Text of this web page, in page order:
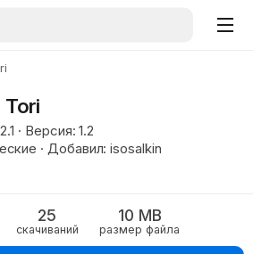
Tori
· Версия: 1.2
· Добавил: isosalkin
25
скачиваний
10 MB
размер файла